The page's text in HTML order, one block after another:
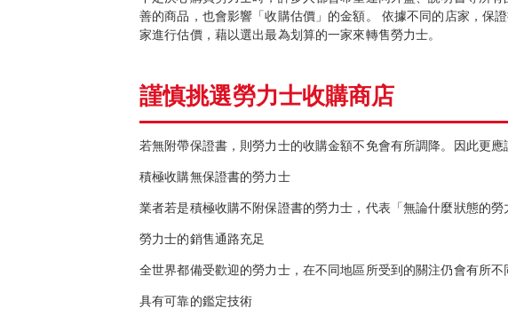
善的商品，也會影響「收購估價」的金額。 依據不同的店家，保
家進行估價，藉以選出最為划算的一家來轉售勞力士。
謹慎挑選勞力士收購商店
若無附帶保證書，則勞力士的收購金額不免會有所調降。因此更
積極收購無保證書的勞力士
業者若是積極收購不附保證書的勞力士，代表「無論什麼狀態的
勞力士的銷售通路充足
全世界都備受歡迎的勞力士，在不同地區所受到的關注仍會有所
具有可靠的鑑定技術